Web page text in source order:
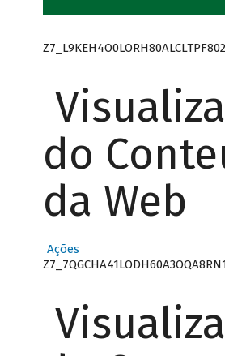
do
da Web
Ações